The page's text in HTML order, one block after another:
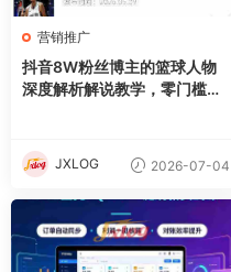
营销推广
抖音8W粉丝博主的篮球人物
深度解析解说教学，零门槛玩
JXLOG 2026-07-04